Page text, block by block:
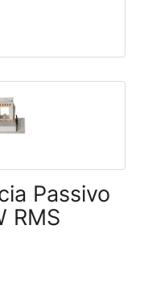
Passivo
RMS